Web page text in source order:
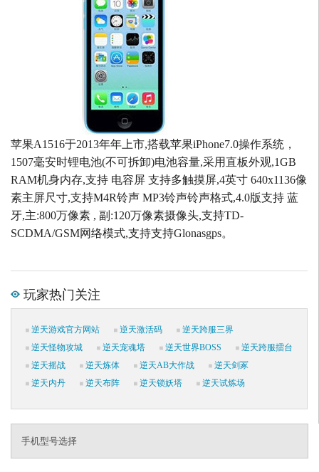
苹果A1516于2013年年上市,搭载苹果iPhone7.0操作系统，
1507毫安时锂电池(不可拆卸)电池容量,采用直板外观,1GB
RAM机身内存,支持 电容屏 支持多触摸屏,4英寸 640x1136像
素主屏尺寸,支持M4R铃声 MP3铃声铃声格式,4.0版支持 蓝
牙,主:800万像素 , 副:120万像素摄像头,支持TD-
SCDMA/GSM网络模式,支持支持Glonasgps。
玩家热门关注
逆天游戏官方网站 逆天激活码
逆天跨服三界
逆天怪物攻城
逆天宠魂塔 逆天世界BOSS
逆天跨服擂台
逆天摇战
逆天炼体 逆天AB大作战
逆天剑冢
逆天内丹
逆天布阵 逆天锁妖塔 逆天试炼场
手机型号选择